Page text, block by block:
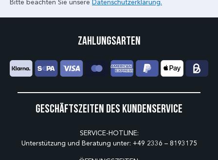
Bitte beachten Sie unsere Datenschutzerklärung.
Geschäftszeiten des Kundenservice
SERVICE-HOTLINE:
Unterstützung und Beratung unter: +49 2336 – 8193175
Zahlungsarten